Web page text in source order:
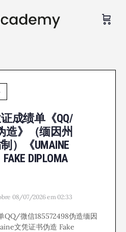
成绩单《QQ/
造》（缅因州
）《UMAINE
DIPLOMA
08/07/2026 em 02:33
QQ/微信185572498伪造缅因
文凭证书伪造 Fake